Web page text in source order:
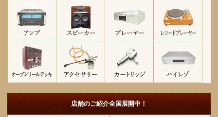
店舗のご紹介全国展開中！